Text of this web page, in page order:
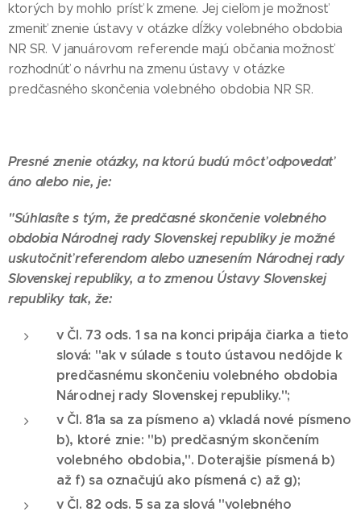
ktorých by mohlo prísť k zmene. Jej cieľom je možnosť
zmeniť znenie ústavy v otázke dĺžky volebného obdobia
NR SR. V januárovom referende majú občania možnosť
rozhodnúť o návrhu na zmenu ústavy v otázke
predčasného skončenia volebného obdobia NR SR.
Presné znenie otázky, na ktorú budú môcť odpovedať
áno alebo nie, je:
"Súhlasíte s tým, že predčasné skončenie volebného
obdobia Národnej rady Slovenskej republiky je možné
uskutočniť referendom alebo uznesením Národnej rady
Slovenskej republiky, a to zmenou Ústavy Slovenskej
republiky tak, že:
v Čl. 73 ods. 1 sa na konci pripája čiarka a tieto
slová: "ak v súlade s touto ústavou nedôjde k
predčasnému skončeniu volebného obdobia
Národnej rady Slovenskej republiky.";
v Čl. 81a sa za písmeno a) vkladá nové písmeno
b), ktoré znie: "b) predčasným skončením
volebného obdobia,". Doterajšie písmená b)
až f) sa označujú ako písmená c) až g);
v Čl. 82 ods. 5 sa za slová "volebného